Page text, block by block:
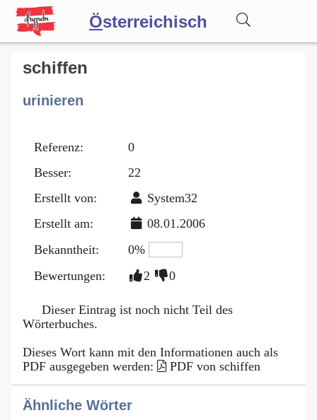
Österreichisch
Wörterbuch
Forum
Blog
schiffen
urinieren
Referenz:
0
Besser:
22
Erstellt von:
System32
Erstellt am:
08.01.2006
Bekanntheit:
0%
Bewertungen:
2 0
Dieser Eintrag ist noch nicht Teil des
Wörterbuches.
Dieses Wort kann mit den Informationen auch als
PDF ausgegeben werden:
PDF von schiffen
Ähnliche Wörter